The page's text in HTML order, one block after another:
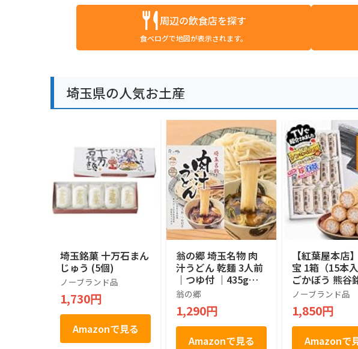
周辺の飲食店を探す
食べログで地図が表示されます。
埼玉県の人気お土産
埼玉銘菓 十万石まん
じゅう (5個)
ノーブランド品
1,730円
Amazonで見る
翁の郷 埼玉名物 肉
汁うどん 乾麺 3人前
｜つゆ付 ｜435g｜
埼玉県産小麦 使用
翁の郷
1,290円
Amazonで見る
【紅葉屋本店
宝 1箱（15本入
ごかぼう 熊谷
埼玉銘菓 埼玉3
菓 お菓子 秘密
ンミンSHOW
個包装
ノーブランド品
1,850円
Amazonで